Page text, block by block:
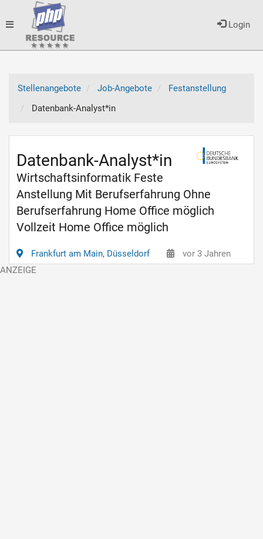
Login
Toggle
Stellenangebote
Job-Angebote
Festanstellung
Datenbank-Analyst*in
Datenbank-Analyst*in
Wirtschaftsinformatik Feste
Anstellung Mit Berufserfahrung Ohne
Berufserfahrung Home Office möglich
Vollzeit Home Office möglich
Frankfurt am Main, Düsseldorf vor 3 Jahren